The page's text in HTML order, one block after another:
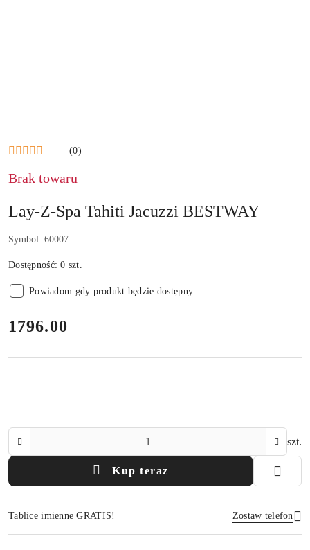
(0)
Brak towaru
Lay-Z-Spa Tahiti Jacuzzi BESTWAY
Symbol: 60007
Dostępność:0 szt.
Powiadom gdy produkt będzie dostępny
cena:
1796.00
szt.
Kup teraz
Tablice imienne GRATIS! Zostaw telefon